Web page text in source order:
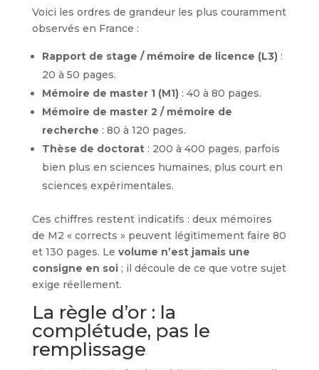
Voici les ordres de grandeur les plus couramment
observés en France :
Rapport de stage / mémoire de licence (L3):
20 à 50 pages.
Mémoire de master 1 (M1): 40 à 80 pages.
Mémoire de master 2 / mémoire de
recherche : 80 à 120 pages.
Thèse de doctorat: 200 à 400 pages, parfois
bien plus en sciences humaines, plus court en
sciences expérimentales.
Ces chiffres restent indicatifs : deux mémoires
de M2 « corrects » peuvent légitimement faire 80
et 130 pages. Le volume n’est jamais une
consigne en soi; il découle de ce que votre sujet
exige réellement.
La règle d’or : la
complétude, pas le
remplissage